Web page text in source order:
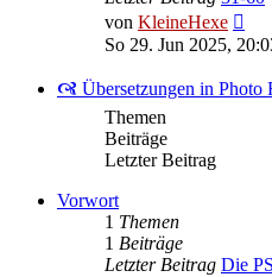
von KleineHexe
So 29. Jun 2025,
🙧 Übersetzungen in Photo
Themen
Beiträge
Letzter Beitrag
Vorwort
1 Themen
1 Beiträge
Letzter Beitrag Die